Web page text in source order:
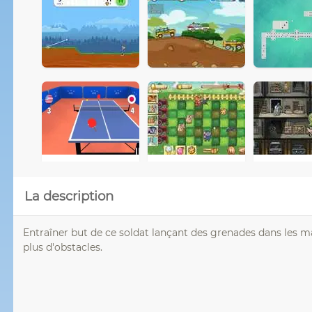
La description
Entraîner but de ce soldat lançant des grenades dans les
plus d'obstacles.